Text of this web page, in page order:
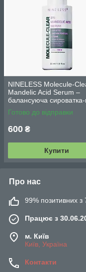
NINELESS Molecule-
Mandelic Acid Serum –
балансуюча сироватка-
з мигдалевою кислотою
(30мл)
Готово до відправки
600 ₴
Купити
Про нас
99% позитивних з
Працює з
м. Київ
Київ, Україна
Контакти